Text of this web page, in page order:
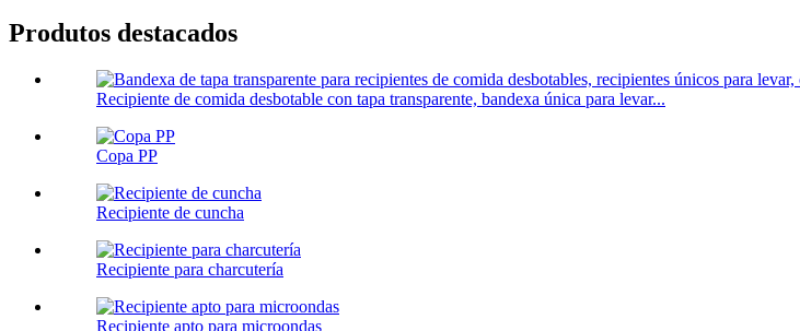
Produtos destacados
Recipiente de comida desbotable con tapa transparente, bandexa única para levar...
Copa PP
Recipiente de cuncha
Recipiente para charcutería
Recipiente apto para microondas